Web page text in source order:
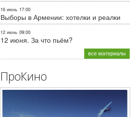
16 июнь 17:00
Выборы в Армении: хотелки и реалки
12 июнь 09:00
12 июня. За что пьём?
все материалы
ПроКино